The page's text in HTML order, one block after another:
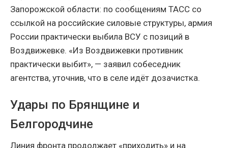
Запорожской области: по сообщениям ТАСС со
ссылкой на российские силовые структуры, армия
России практически выбила ВСУ с позиций в
Воздвижевке. «Из Воздвижевки противник
практически выбит», — заявил собеседник
агентства, уточнив, что в селе идёт дозачистка.
Удары по Брянщине и
Белгородчине
Линия фронта продолжает «приходить» и на